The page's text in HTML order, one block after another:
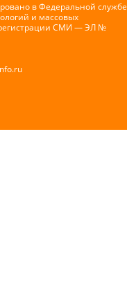
в Федеральной службе
и массовых
регистрации СМИ — ЭЛ №